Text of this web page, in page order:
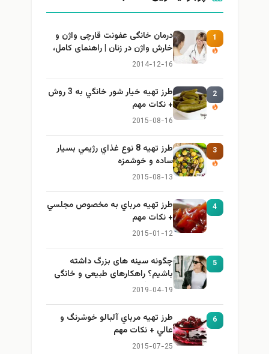
1
درمان خانگی عفونت قارچی واژن و
خارش واژن در زنان | راهنمای کامل،
ایمن و کاربردی
2014-12-16
2
طرز تهيه خیار شور خانگي به 3 روش
+ نكات مهم
2015-08-16
3
طرز تهيه 8 نوع غذاي رژيمي بسيار
ساده و خوشمزه
2015-08-13
4
طرز تهيه مرباي به مخصوص مجلسي
+ نكات مهم
2015-01-12
5
چگونه سینه های بزرگ داشته
باشیم؟ راهکارهای طبیعی و خانگی
برای بزرگ کردن سینه
2019-04-19
6
طرز تهيه مرباي آلبالو خوشرنگ و
عالي + نكات مهم
2015-07-25